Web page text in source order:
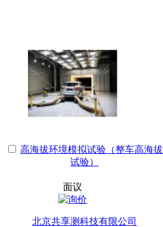
高海拔环境模拟试验（整车高海拔
试验）
面议
北京共享测科技有限公司